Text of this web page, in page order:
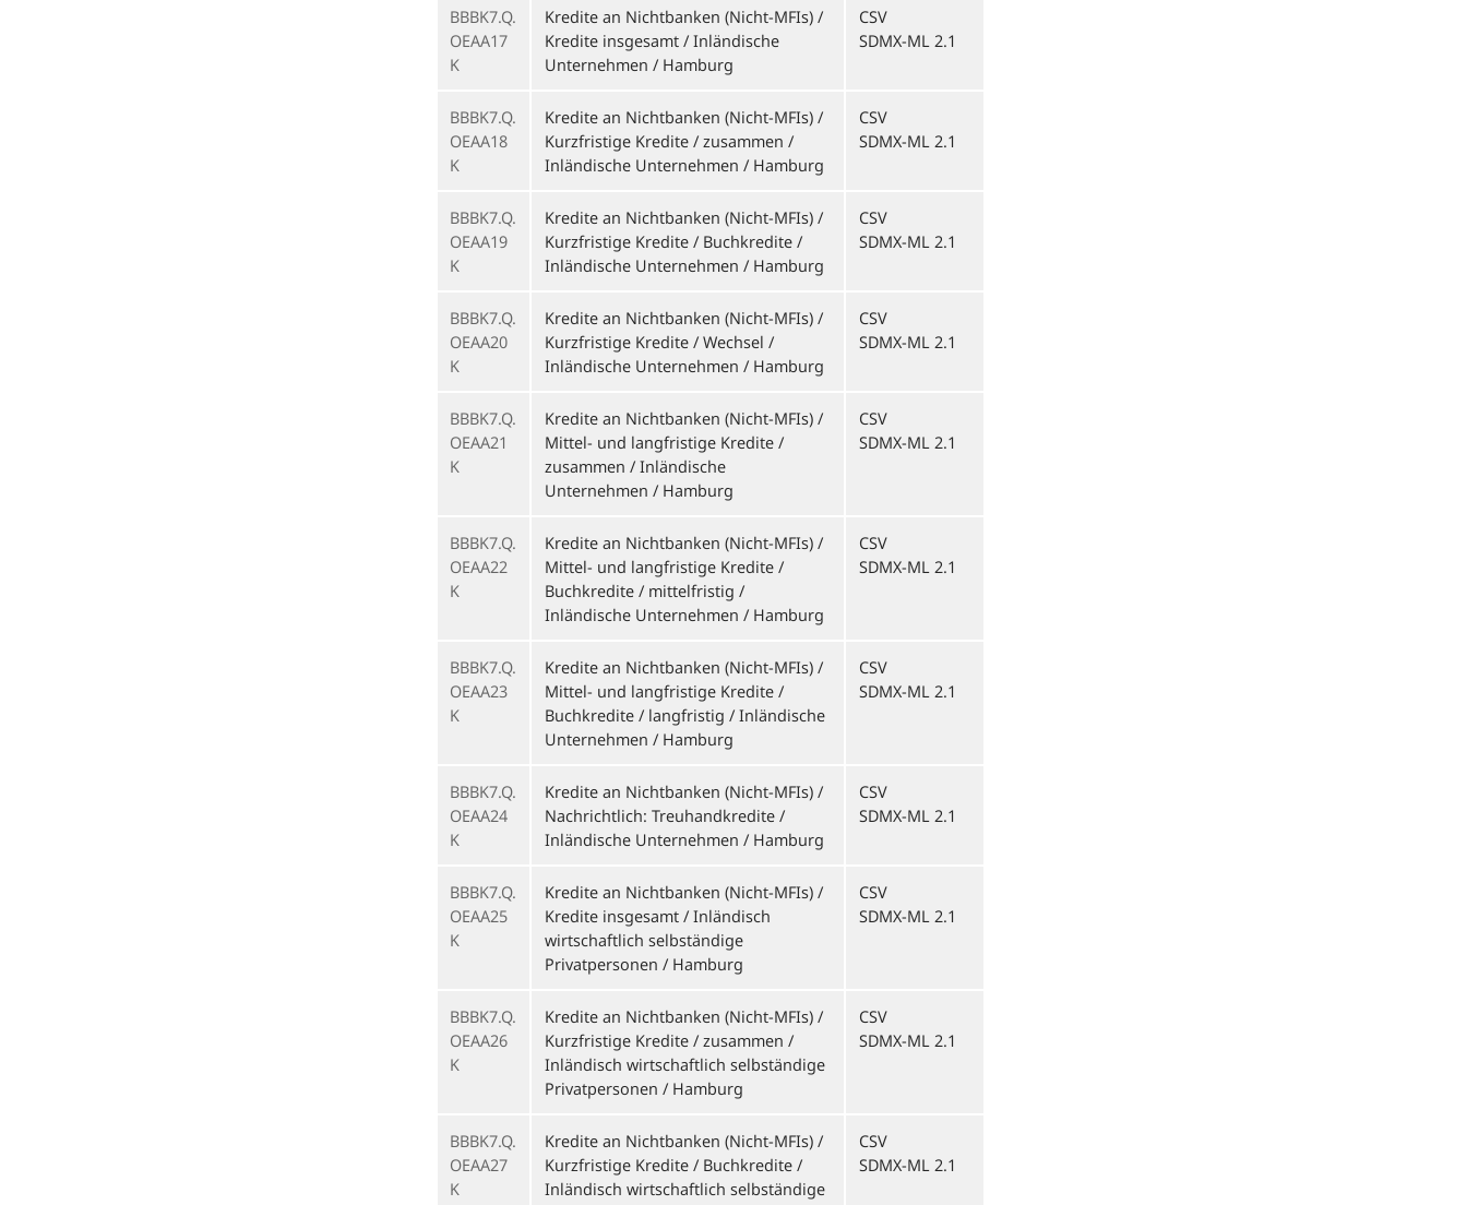
BBBK7.Q.
OEAA17
K
Kredite an Nichtbanken (Nicht-MFIs) /
Kredite insgesamt / Inländische
Unternehmen / Hamburg
CSV
SDMX-ML 2.1
BBBK7.Q.
OEAA18
K
Kredite an Nichtbanken (Nicht-MFIs) /
Kurzfristige Kredite / zusammen /
Inländische Unternehmen / Hamburg
CSV
SDMX-ML 2.1
BBBK7.Q.
OEAA19
K
Kredite an Nichtbanken (Nicht-MFIs) /
Kurzfristige Kredite / Buchkredite /
Inländische Unternehmen / Hamburg
CSV
SDMX-ML 2.1
BBBK7.Q.
OEAA20
K
Kredite an Nichtbanken (Nicht-MFIs) /
Kurzfristige Kredite / Wechsel /
Inländische Unternehmen / Hamburg
CSV
SDMX-ML 2.1
BBBK7.Q.
OEAA21
K
Kredite an Nichtbanken (Nicht-MFIs) /
Mittel- und langfristige Kredite /
zusammen / Inländische
Unternehmen / Hamburg
CSV
SDMX-ML 2.1
BBBK7.Q.
OEAA22
K
Kredite an Nichtbanken (Nicht-MFIs) /
Mittel- und langfristige Kredite /
Buchkredite / mittelfristig /
Inländische Unternehmen / Hamburg
CSV
SDMX-ML 2.1
BBBK7.Q.
OEAA23
K
Kredite an Nichtbanken (Nicht-MFIs) /
Mittel- und langfristige Kredite /
Buchkredite / langfristig / Inländische
Unternehmen / Hamburg
CSV
SDMX-ML 2.1
BBBK7.Q.
OEAA24
K
Kredite an Nichtbanken (Nicht-MFIs) /
Nachrichtlich: Treuhandkredite /
Inländische Unternehmen / Hamburg
CSV
SDMX-ML 2.1
BBBK7.Q.
OEAA25
K
Kredite an Nichtbanken (Nicht-MFIs) /
Kredite insgesamt / Inländisch
wirtschaftlich selbständige
Privatpersonen / Hamburg
CSV
SDMX-ML 2.1
BBBK7.Q.
OEAA26
K
Kredite an Nichtbanken (Nicht-MFIs) /
Kurzfristige Kredite / zusammen /
Inländisch wirtschaftlich selbständige
Privatpersonen / Hamburg
CSV
SDMX-ML 2.1
BBBK7.Q.
OEAA27
K
Kredite an Nichtbanken (Nicht-MFIs) /
Kurzfristige Kredite / Buchkredite /
Inländisch wirtschaftlich selbständige
CSV
SDMX-ML 2.1